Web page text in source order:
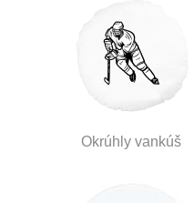
Okrúhly vankúš